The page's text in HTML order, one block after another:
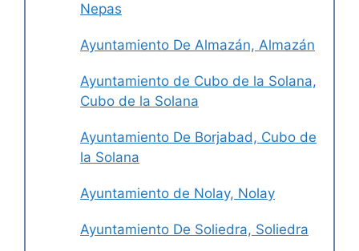
Nepas
Ayuntamiento De Almazán, Almazán
Ayuntamiento de Cubo de la Solana,
Cubo de la Solana
Ayuntamiento De Borjabad, Cubo de
la Solana
Ayuntamiento de Nolay, Nolay
Ayuntamiento De Soliedra, Soliedra